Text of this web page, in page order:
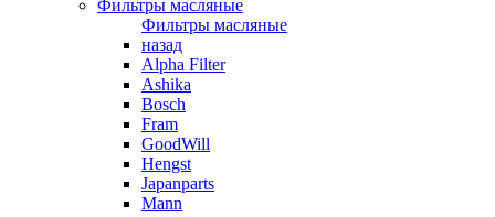
Фильтры масляные
Фильтры масляные
назад
Alpha Filter
Ashika
Bosch
Fram
GoodWill
Hengst
Japanparts
Mann